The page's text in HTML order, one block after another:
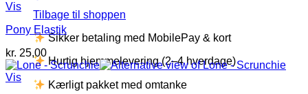
Tilbage til shoppen
Sikker betaling med MobilePay & kort
Hurtig hjemmelevering (2–4 hverdage)
Kærligt pakket med omtanke
Vis
Pony Elastik
kr. 25,00
Vis